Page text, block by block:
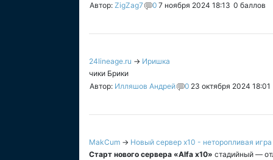
Автор: ZigZag7 0 7 ноября 2024 18:13 0 баллов
24lineage.ru → Иришка
чики Брики
Автор: Илляшов Андрей 0 23 октября 2024 18:01
MakCum → Новый сервер x10 - неторопливая
Старт нового сервера «Alfa x10» стадийный —